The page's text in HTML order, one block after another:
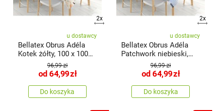
2x
u dostawcy
Bellatex Obrus Adéla
Kotek żółty, 100 x 100
96,99 zł
od 64,99zł
Do koszyka
2x
u dostawcy
Bellatex Obrus Adéla
Patchwork niebieski,
96,99 zł
od 64,99zł
Do koszyka